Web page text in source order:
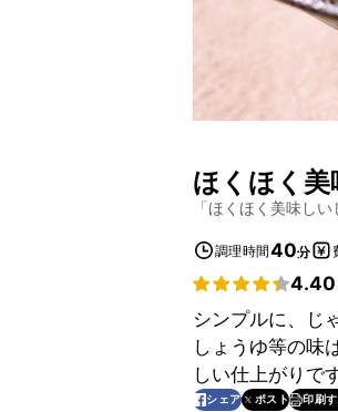
ほくほく
「ほくほく美味し
調理時間40分
4.40
シンプルに、じ
しょうゆ等の味
しい仕上がりで
シェア ポスト 印刷